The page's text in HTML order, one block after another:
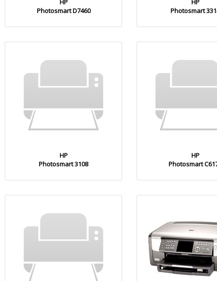
HP
Photosmart D7460
HP
Photosmart
HP
Photosmart 3108
HP
Photosmart